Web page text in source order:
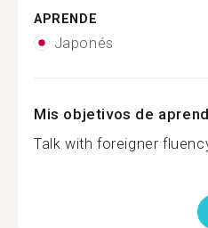
APRENDE
Japonés
Mis objetivos de
Talk with foreigner